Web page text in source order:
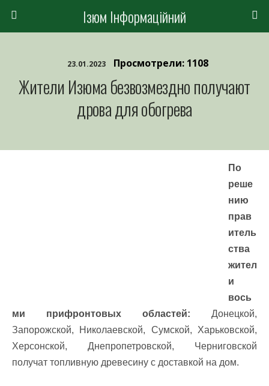
Ізюм Інформаційний
23.01.2023 Просмотрели: 1108
Жители Изюма безвозмездно получают
дрова для обогрева
По
реше
нию
прав
итель
ства
жител
и
вось
ми прифронтовых областей: Донецкой,
Запорожской, Николаевской, Сумской, Харьковской,
Херсонской, Днепропетровской, Черниговской
получат топливную древесину с доставкой на дом.